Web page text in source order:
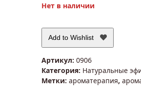
5
Нет в наличии
Add to Wishlist
Артикул: 0906
Категория: Натуральные
Метки: ароматерапия,